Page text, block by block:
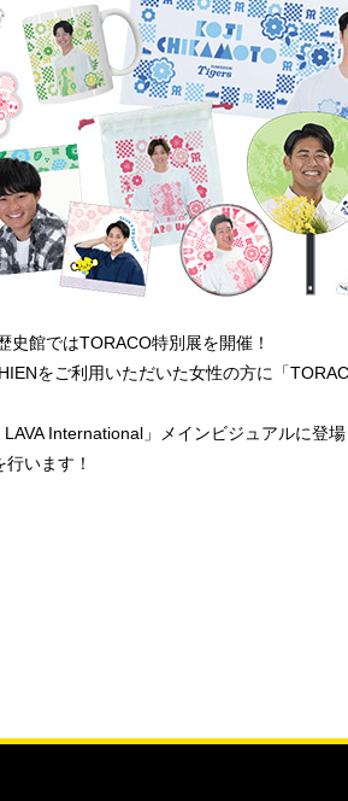
館ではTORACO特別展を開催！
をご利用いただいた女性の方に「
International」メインビジュアルに登
います！